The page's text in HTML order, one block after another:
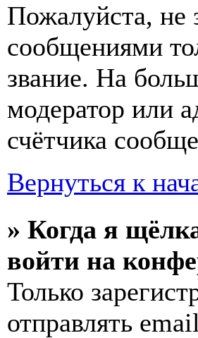
Пожалуйста, не
сообщениями
звание. На
модератор или
счётчика
Вернуться к
» Когда я
войти на
Только
отправлять